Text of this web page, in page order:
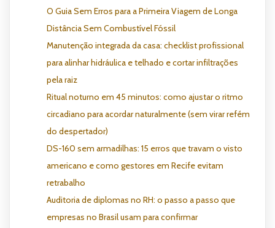
O Guia Sem Erros para a Primeira Viagem de Longa
Distância Sem Combustível Fóssil
Manutenção integrada da casa: checklist profissional
para alinhar hidráulica e telhado e cortar infiltrações
pela raiz
Ritual noturno em 45 minutos: como ajustar o ritmo
circadiano para acordar naturalmente (sem virar refém
do despertador)
DS-160 sem armadilhas: 15 erros que travam o visto
americano e como gestores em Recife evitam
retrabalho
Auditoria de diplomas no RH: o passo a passo que
empresas no Brasil usam para confirmar